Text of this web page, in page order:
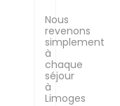
Nous
revenons
simplement
à
chaque
séjour
à
Limoges